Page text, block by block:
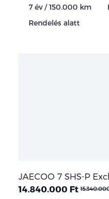
7 év / 150.000 km
Rendelés alatt
JAECOO 7 SHS-P
14.840.000 Ft